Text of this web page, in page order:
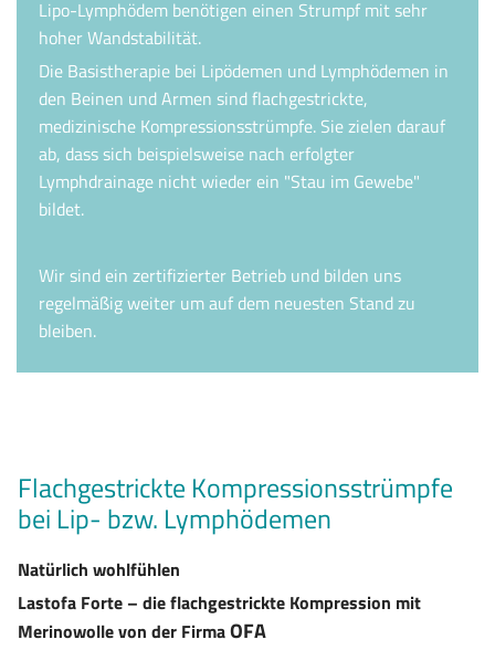
Lipo-Lymphödem benötigen einen Strumpf mit sehr
hoher Wandstabilität.
Die Basistherapie bei Lipödemen und Lymphödemen in
den Beinen und Armen sind flachgestrickte,
medizinische Kompressionsstrümpfe. Sie zielen darauf
ab, dass sich beispielsweise nach erfolgter
Lymphdrainage nicht wieder ein "Stau im Gewebe"
bildet.
Wir sind ein zertifizierter Betrieb und bilden uns
regelmäßig weiter um auf dem neuesten Stand zu
bleiben.
Flachgestrickte Kompressionsstrümpfe
bei Lip- bzw. Lymphödemen
Natürlich wohlfühlen
Lastofa Forte – die flachgestrickte Kompression mit
Merinowolle von der FirmaOFA